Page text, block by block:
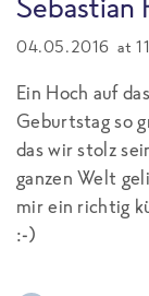
04.05.2016 at
Ein Hoch auf
Geburtstag so
das wir stolz
ganzen Welt
mir ein richtig
:-)